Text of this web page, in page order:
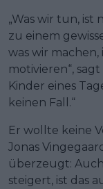
„Was wir tun, ist
zu einem
was wir machen,
motivieren“,
Kinder eines
keinen Fall.“
Er wollte keine
Jonas
überzeugt:
steigert, ist das